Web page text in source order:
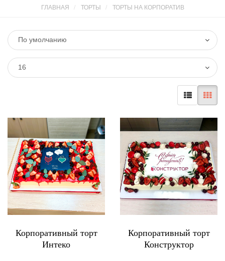
ГЛАВНАЯ ТОРТЫ ТОРТЫ НА КОРПОРАТИВ
По умолчанию
16
Корпоративный торт
Интеко
Корпоративный торт
Конструктор